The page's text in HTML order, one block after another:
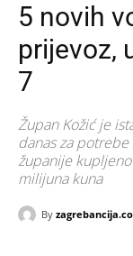
5 novih
prijevoz,
7
Župan Kožić je
danas za
županije
milijuna kuna
By